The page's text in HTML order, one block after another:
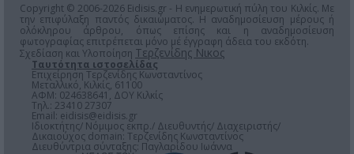
Copyright © 2006-2026 Eidisis.gr - Η ενημερωτική πύλη του Κιλκίς. Με
την επιφύλαξη παντός δικαιώματος. Η αναδημοσίευση μέρους ή
ολόκληρου άρθρου, όπως επίσης και η αναδημοσίευση
φωτογραφίας επιτρέπεται μόνο μέ έγγραφη άδεια του εκδότη.
Σχεδίαση και Υλοποίηση Τερζενίδης Νικος
Ταυτότητα ιστοσελίδας
Επιχείρηση Τερζενίδης Κωνσταντίνος
Μεταλλικό, Κιλκίς, 61100
ΑΦΜ: 024638641, ΔΟΥ Κιλκίς
Τηλ.: 23410 27307
Email: eidisis@eidisis.gr
Ιδιοκτήτης/ Νόμιμος εκπρ./ Διευθυντής/ Διαχειριστής/
Δικαιούχος domain: Τερζενίδης Κωνσταντίνος
Διευθύντρια σύνταξης: Παγλαρίδου Ιωάννα